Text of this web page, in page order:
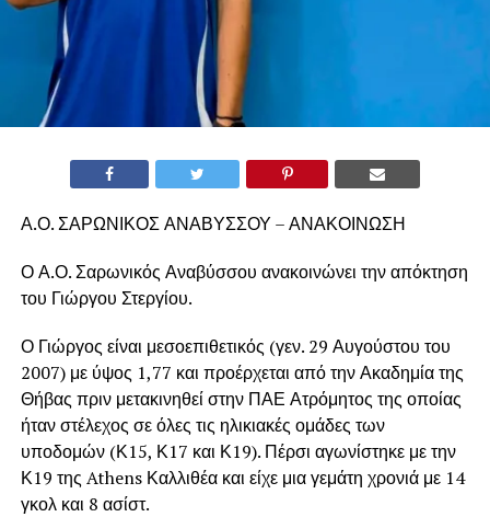
Α.Ο. ΣΑΡΩΝΙΚΟΣ ΑΝΑΒΥΣΣΟΥ – ΑΝΑΚΟΙΝΩΣΗ
Ο Α.Ο. Σαρωνικός Αναβύσσου ανακοινώνει την απόκτηση
του Γιώργου Στεργίου.
Ο Γιώργος είναι μεσοεπιθετικός (γεν. 29 Αυγούστου του
2007) με ύψος 1,77 και προέρχεται από την Ακαδημία της
Θήβας πριν μετακινηθεί στην ΠΑΕ Ατρόμητος της οποίας
ήταν στέλεχος σε όλες τις ηλικιακές ομάδες των
υποδομών (Κ15, Κ17 και Κ19). Πέρσι αγωνίστηκε με την
Κ19 της Athens Καλλιθέα και είχε μια γεμάτη χρονιά με 14
γκολ και 8 ασίστ.